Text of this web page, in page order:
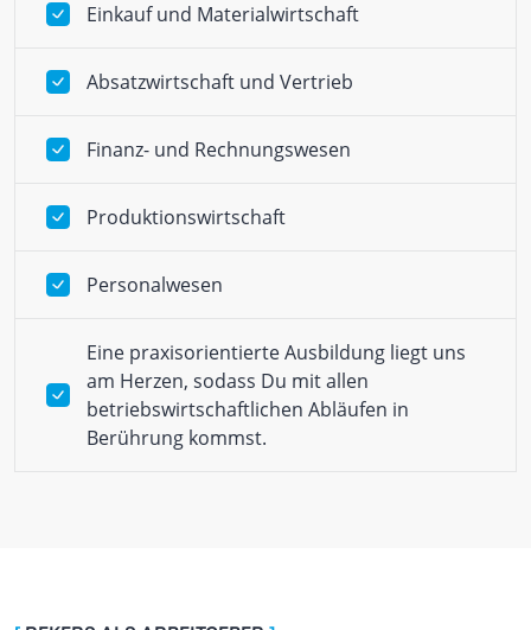
Einkauf und Materialwirtschaft
Absatzwirtschaft und Vertrieb
Finanz- und Rechnungswesen
Produktionswirtschaft
Personalwesen
Eine praxisorientierte Ausbildung liegt uns
am Herzen, sodass Du mit allen
betriebswirtschaftlichen Abläufen in
Berührung kommst.